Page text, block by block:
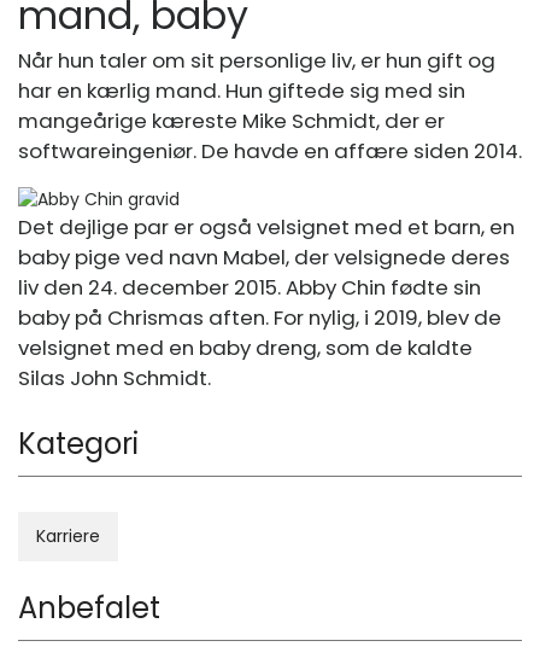
mand, baby
Når hun taler om sit personlige liv, er hun gift og
har en kærlig mand. Hun giftede sig med sin
mangeårige kæreste Mike Schmidt, der er
softwareingeniør. De havde en affære siden 2014.
Det dejlige par er også velsignet med et barn, en
baby pige ved navn Mabel, der velsignede deres
liv den 24. december 2015. Abby Chin fødte sin
baby på Chrismas aften. For nylig, i 2019, blev de
velsignet med en baby dreng, som de kaldte
Silas John Schmidt.
Kategori
Karriere
Anbefalet